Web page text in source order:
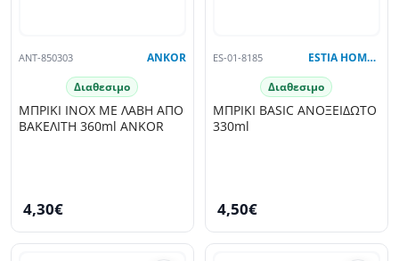
ANT-850303 ANKOR
Διαθεσιμο
ΜΠΡΙΚΙ INOX ΜΕ ΛΑΒΗ ΑΠΟ
ΒΑΚΕΛΙΤΗ 360ml ANKOR
4,30€
ES-01-8185 ESTIA HOME ART
Διαθεσιμο
ΜΠΡΙΚΙ BASIC ΑΝΟΞΕΙΔΩΤΟ
330ml
4,50€